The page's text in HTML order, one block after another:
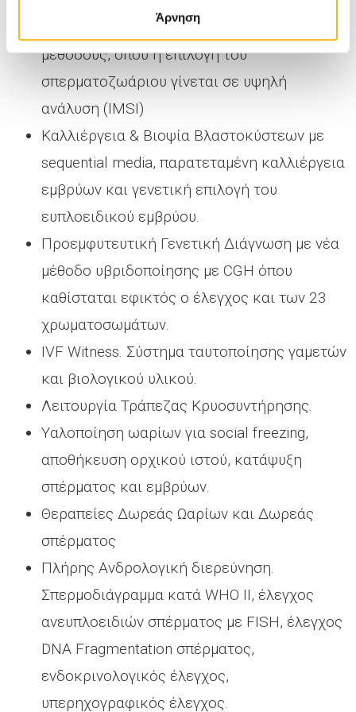
Άρνηση
Μικρογονιμοποιήση ωαρίων (ICSI) με νέες
μεθόδους, όπου η επιλογή του
σπερματοζωάριου γίνεται σε υψηλή
ανάλυση (IMSI)
Καλλιέργεια & Βιοψία Βλαστοκύστεων με
sequential media, παρατεταμένη καλλιέργεια
εμβρύων και γενετική επιλογή του
ευπλοειδικού εμβρύου.
Προεμφυτευτική Γενετική Διάγνωση με νέα
μέθοδο υβριδοποίησης με CGH όπου
καθίσταται εφικτός ο έλεγχος και των 23
χρωματοσωμάτων.
IVF Witness. Σύστημα ταυτοποίησης γαμετών
και βιολογικού υλικού.
Λειτουργία Τράπεζας Κρυοσυντήρησης.
Yαλοποίηση ωαρίων για social freezing,
αποθήκευση ορχικού ιστού, κατάψυξη
σπέρματος και εμβρύων.
Θεραπείες Δωρεάς Ωαρίων και Δωρεάς
σπέρματος
Πλήρης Ανδρολογική διερεύνηση.
Σπερμοδιάγραμμα κατά WHO II, έλεγχος
ανευπλοειδιών σπέρματος με FISH, έλεγχος
DNA Fragmentation σπέρματος,
ενδοκρινολογικός έλεγχος,
υπερηχογραφικός έλεγχος.